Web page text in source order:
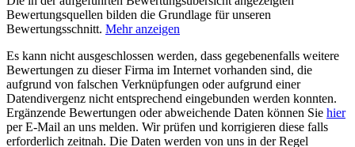
Bewertungsquellen bilden die Grundlage für unseren
Bewertungsschnitt. Mehr anzeigen
Es kann nicht ausgeschlossen werden, dass gegebenenfalls weitere
Bewertungen zu dieser Firma im Internet vorhanden sind, die
aufgrund von falschen Verknüpfungen oder aufgrund einer
Datendivergenz nicht entsprechend eingebunden werden konnten.
Ergänzende Bewertungen oder abweichende Daten können Sie hier
per E-Mail an uns melden. Wir prüfen und korrigieren diese falls
erforderlich zeitnah. Die Daten werden von uns in der Regel